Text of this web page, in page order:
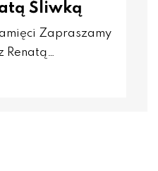
Śliwką
Zapraszamy
Renatą…